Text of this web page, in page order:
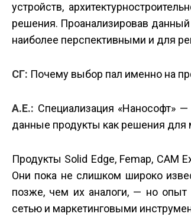
устройств,
решения. Проанализировав
наиболее перспективными и для
СГ: Почему выбор пал именно на
А.Е.: Специализация «Нанософт»
данные продукты как решения
Продукты Solid Edge, Femap, CAM
Они пока не слишком широко
позже, чем их аналоги, — но опыт
сетью и маркетинговыми